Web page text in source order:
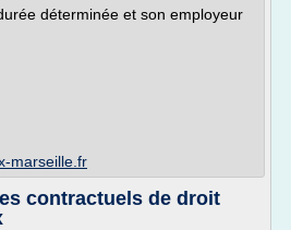
déterminée et son employeur
marseille.fr
contractuels de droit